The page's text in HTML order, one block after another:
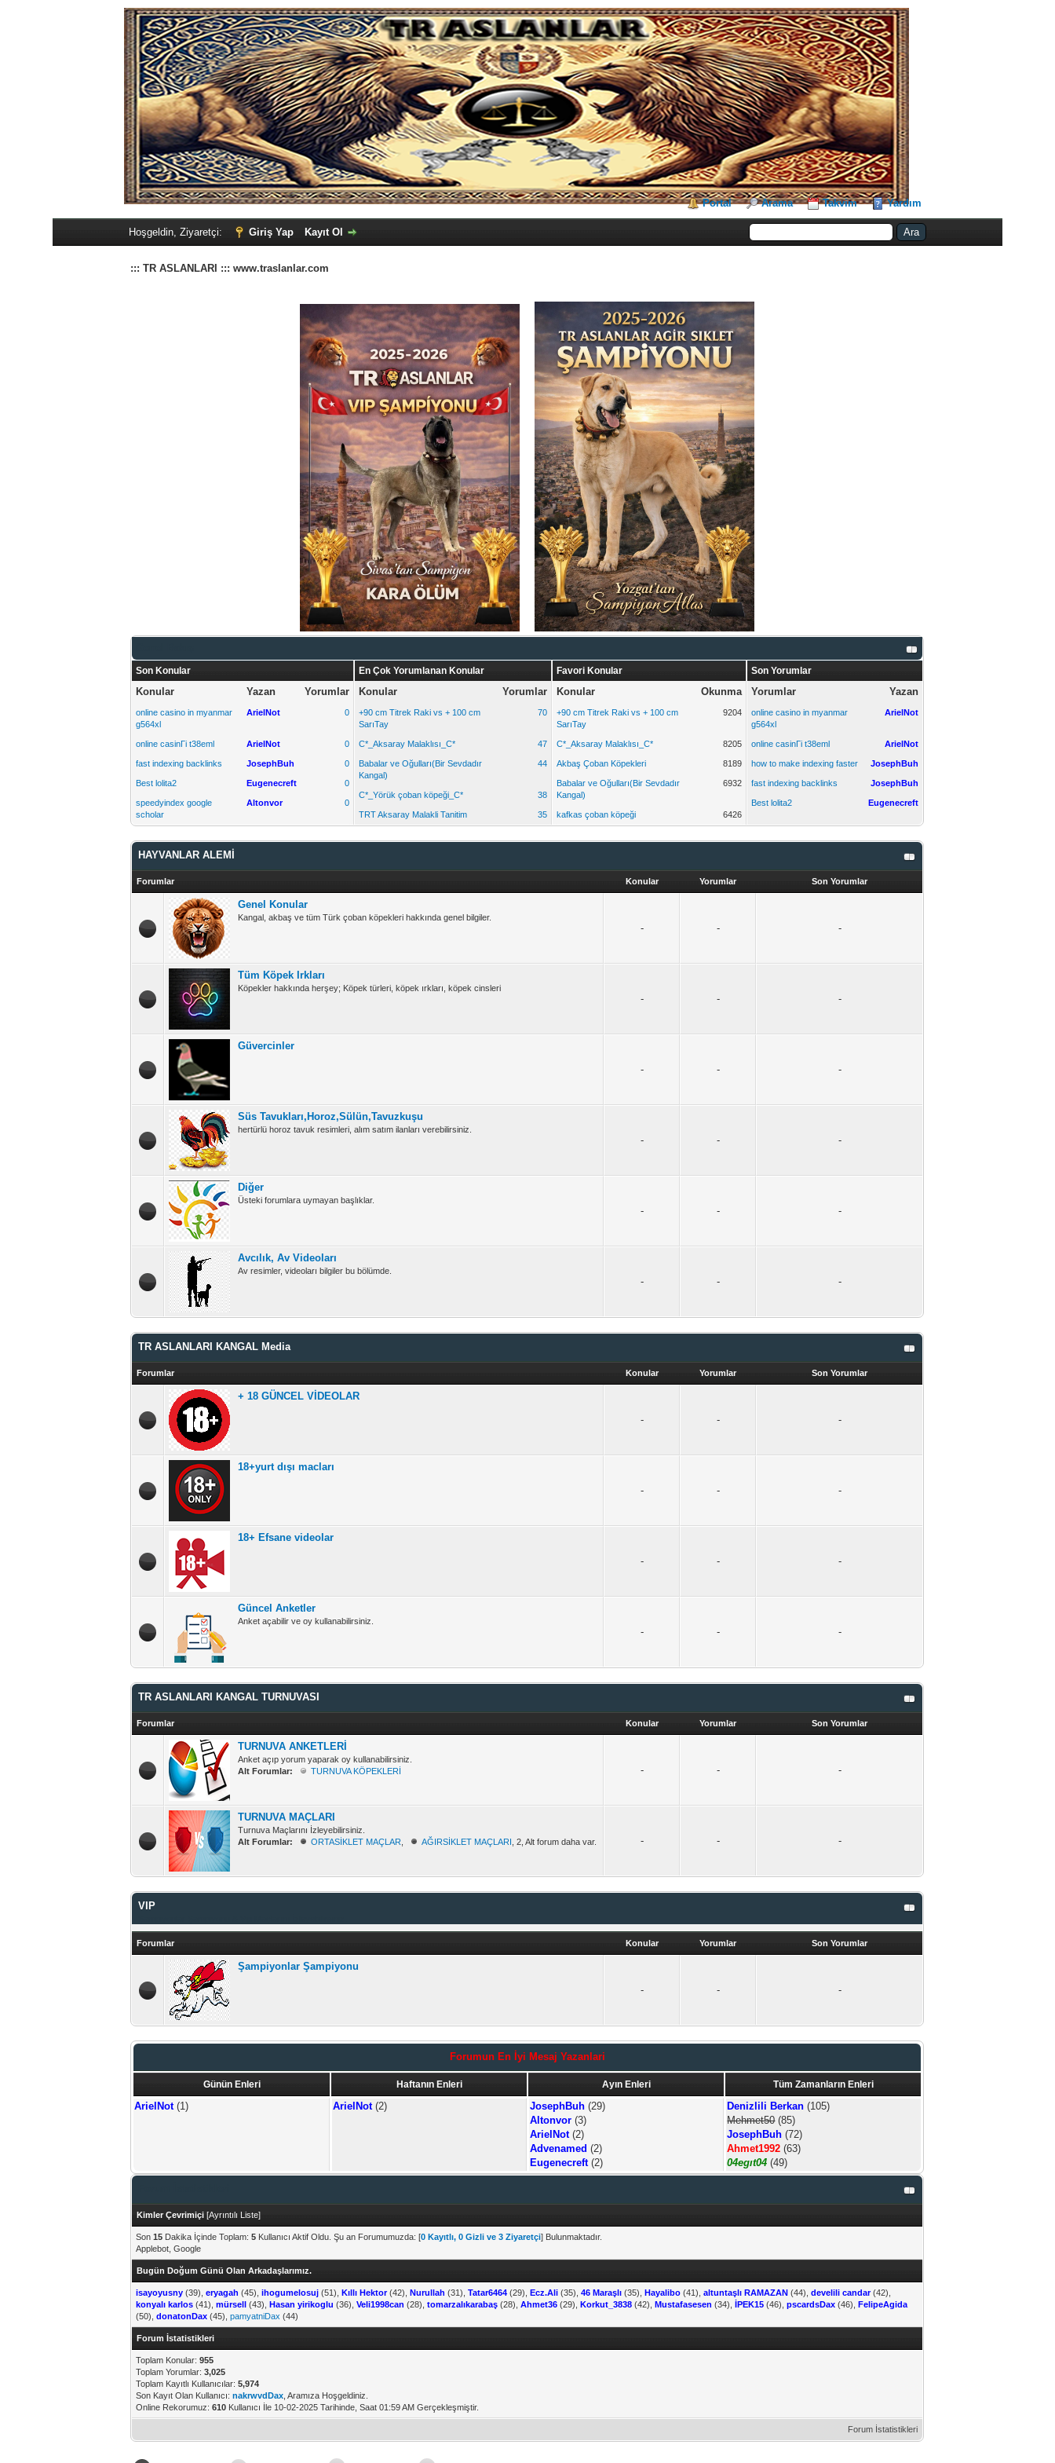
Portal Arama Takvim Yardım
Hoşgeldin, Ziyaretçi: Giriş Yap Kayıt Ol
::: TR ASLANLARI ::: www.traslanlar.com
Son Konular
Konular Yazan Yorumlar
online casino in myanmar
g564xl
ArielNot 0
online casinГі t38eml ArielNot 0
fast indexing backlinks JosephBuh 0
Best lolita2 Eugenecreft 0
speedyindex google
scholar
Altonvor 0
En Çok Yorumlanan Konular
Konular Yorumlar
+90 cm Titrek Raki vs + 100 cm
SarıTay
70
C*_Aksaray Malaklısı_C* 47
Babalar ve Oğulları(Bir Sevdadır
Kangal)
44
C*_Yörük çoban köpeği_C* 38
TRT Aksaray Malakli Tanitim 35
Favori Konular
Konular Okunma
+90 cm Titrek Raki vs + 100 cm
SarıTay
9204
C*_Aksaray Malaklısı_C* 8205
Akbaş Çoban Köpekleri 8189
Babalar ve Oğulları(Bir Sevdadır
Kangal)
6932
kafkas çoban köpeği 6426
Son Yorumlar
Yorumlar Yazan
online casino in myanmar
g564xl
ArielNot
online casinГі t38eml ArielNot
how to make indexing faster JosephBuh
fast indexing backlinks JosephBuh
Best lolita2 Eugenecreft
HAYVANLAR ALEMİ
Forumlar Konular Yorumlar Son Yorumlar
Genel Konular
Kangal, akbaş ve tüm Türk çoban köpekleri hakkında genel bilgiler.
- - -
Tüm Köpek Irkları
Köpekler hakkında herşey; Köpek türleri, köpek ırkları, köpek cinsleri
- - -
Güvercinler
-
- -
Süs Tavukları,Horoz,Sülün,Tavuzkuşu
hertürlü horoz tavuk resimleri, alım satım ilanları verebilirsiniz.
- - -
Diğer
Üsteki forumlara uymayan başlıklar.
- - -
Avcılık, Av Videoları
Av resimler, videoları bilgiler bu bölümde.
- - -
TR ASLANLARI KANGAL Media
Forumlar Konular Yorumlar Son Yorumlar
+ 18 GÜNCEL VİDEOLAR
-
- -
18+yurt dışı macları
-
- -
18+ Efsane videolar
-
- -
Güncel Anketler
Anket açabilir ve oy kullanabilirsiniz.
- - -
TR ASLANLARI KANGAL TURNUVASI
Forumlar Konular Yorumlar Son Yorumlar
TURNUVA ANKETLERİ
Anket açıp yorum yaparak oy kullanabilirsiniz.
Alt Forumlar:
TURNUVA KÖPEKLERİ - - -
TURNUVA MAÇLARI
Turnuva Maçlarını İzleyebilirsiniz.
Alt Forumlar:
ORTASİKLET MAÇLAR AĞIRSİKLET MAÇLARI , 2, Alt forum daha var. - - -
VIP
Forumlar Konular Yorumlar Son Yorumlar
Şampiyonlar Şampiyonu
-
- -
Forumun En İyi Mesaj Yazanlari
Günün Enleri Haftanın Enleri Ayın Enleri Tüm Zamanların Enleri
ArielNot(1) ArielNot(2) JosephBuh (29)
Altonvor (3)
ArielNot(2)
Advenamed (2)
Eugenecreft(2)
Denizlili Berkan (105)
Mehmet50(85)
JosephBuh (72)
Ahmet1992 (63)
04egıt04 (49)
Kimler Çevrimiçi [Ayrıntılı Liste]
Son15 Dakika İçinde Toplam:5 Kullanıcı Aktif Oldu. Şu an Forumumuzda: [0 Kayıtlı, 0 Gizli ve 3 Ziyaretçi] Bulunmaktadır.
Applebot, Google
Bugün Doğum Günü Olan Arkadaşlarımız.
isayoyusny (39),eryagah (45),ihogumelosuj (51),Kıllı Hektor(42),Nurullah (31),Tatar6464 (29),Ecz.Ali (35),46 Maraşlı (35),Hayalibo (41),altuntaşlı RAMAZAN (44),develili candar(42),
konyalı karlos (41),mürsell (43),Hasan yirikoglu (36),Veli1998can (28),tomarzalıkarabaş (28),Ahmet36 (29),Korkut_3838 (42),Mustafasesen (34),İPEK15 (46),pscardsDax (46),FelipeAgida
(50),donatonDax (45),pamyatniDax (44)
Forum İstatistikleri
Toplam Konular:955
Toplam Yorumlar:3,025
Toplam Kayıtlı Kullanıcılar:5,974
Son Kayıt Olan Kullanıcı:nakrwvdDax , Aramıza Hoşgeldiniz.
Online Rekorumuz:610 Kullanıcı İle 10-02-2025 Tarihinde, Saat 01:59 AM Gerçekleşmiştir.
Forum İstatistikleri